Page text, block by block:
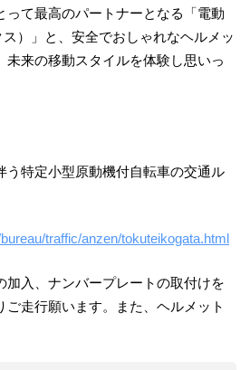
って最高のパートナーとなる「電動
）」と、安全でおしゃれなヘルメッ
未来の移動スタイルを体験し思いっ
特定小型原動機付自転車の交通ル
traffic/anzen/tokuteikogata.html
加入、ナンバープレートの取付けを
ご走行願います。また、ヘルメット